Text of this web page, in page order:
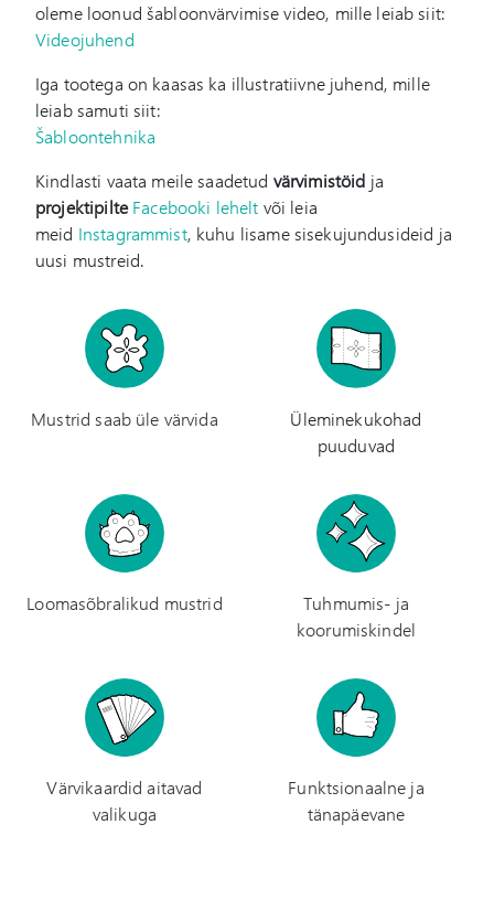
oleme loonud šabloonvärvimise video, mille leiab siit:
Videojuhend
Iga tootega on kaasas ka illustratiivne juhend, mille
leiab samuti siit:
Šabloontehnika
Kindlasti vaata meile saadetud värvimistöid ja
projektipilte Facebooki lehelt või leia
meid Instagrammist, kuhu lisame sisekujundusideid ja
uusi mustreid.
Mustrid saab üle värvida
Üleminekukohad
puuduvad
Loomasõbralikud mustrid
Tuhmumis- ja
koorumiskindel
Värvikaardid aitavad
valikuga
Funktsionaalne ja
tänapäevane